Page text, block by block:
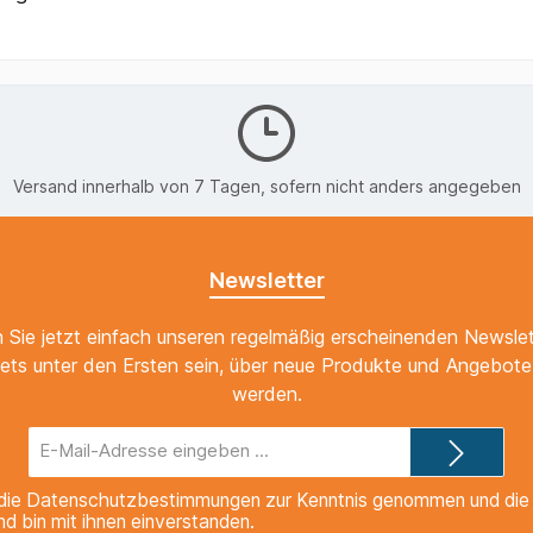
Versand innerhalb von 7 Tagen, sofern nicht anders angegeben
Newsletter
Sie jetzt einfach unseren regelmäßig erscheinenden
unter den Ersten sein, über neue Produkte und
werden.
Mail-
Adresse*
Datenschutzbestimmungen zur Kenntnis genommen und die
bin mit ihnen einverstanden.